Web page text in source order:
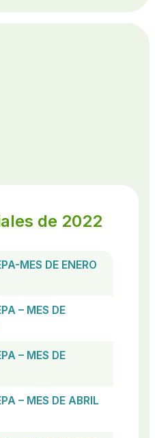
de 2022
MES DE ENERO
– MES DE
– MES DE
– MES DE ABRIL